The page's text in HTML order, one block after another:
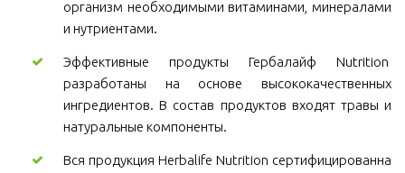
организм необходимыми витаминами, минералами
и нутриентами.
Эффективные продукты Гербалайф Nutrition
разработаны на основе высококачественных
ингредиентов. В состав продуктов входят травы и
натуральные компоненты.
Вся продукция Herbalife Nutrition сертифицированна